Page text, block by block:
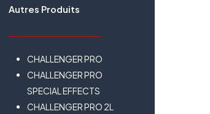
Autres Produits
CHALLENGER PRO
CHALLENGER PRO
SPECIAL EFFECTS
CHALLENGER PRO 2L